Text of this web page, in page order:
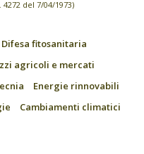
del 7/04/1973)
Difesa fitosanitaria
agricoli e mercati
Energie rinnovabili
Cambiamenti climatici